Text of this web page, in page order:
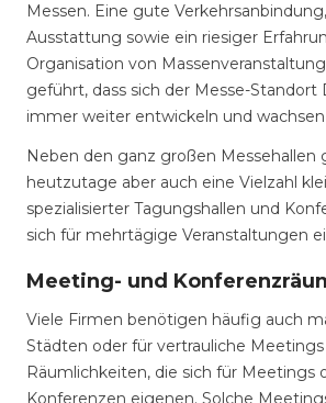
Messen. Eine gute
Ausstattung sowie ein riesiger
Organisation von
geführt, dass sich der Messe-Standort
immer weiter entwickeln und
Neben den ganz großen Messehallen
heutzutage aber auch eine Vielzahl
spezialisierter Tagungshallen und
sich für mehrtägige Veranstaltungen
Meeting- und
Viele Firmen benötigen häufig auch
Städten oder für vertrauliche
Räumlichkeiten, die sich für Meetings
Konferenzen eigenen. Solche